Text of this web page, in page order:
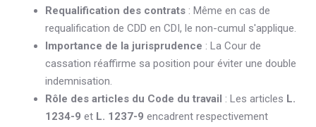
Requalification des contrats : Même en cas de
requalification de CDD en CDI, le non-cumul s'applique.
Importance de la jurisprudence : La Cour de
cassation réaffirme sa position pour éviter une double
indemnisation.
Rôle des articles du Code du travail : Les articles L.
1234-9 et L. 1237-9 encadrent respectivement